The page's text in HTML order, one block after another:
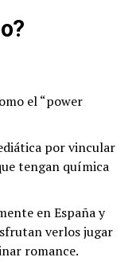
el “power
por vincular
tengan química
en España y
verlos jugar
romance.